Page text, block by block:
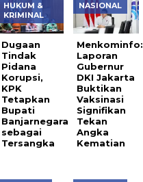
HUKUM &
KRIMINAL
Dugaan
Tindak
Pidana
Korupsi,
KPK
Tetapkan
Bupati
Banjarnegara
sebagai
Tersangka
NASIONAL
Menkominfo:
Laporan
Gubernur
DKI Jakarta
Buktikan
Vaksinasi
Signifikan
Tekan
Angka
Kematian